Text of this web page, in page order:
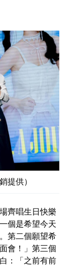
提供）
齊唱生日快樂
個是希望今天
第二個願望希
會！」第三個
：「之前有前